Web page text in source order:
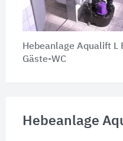
Hebeanlage Aqualift
Gäste-WC
Hebeanlage